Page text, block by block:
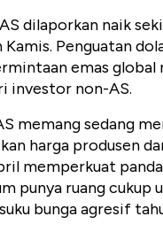
dilaporkan naik
Kamis. Penguatan
emas global
investor non-AS.
memang sedang
harga produsen
memperkuat
punya ruang cukup
bunga agresif